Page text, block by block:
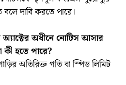
দাবি করতে পারে।
অধীনে নোটিস আসার
হতে পারে?
অতিরিক্ত গতি বা স্পিড লিমিট